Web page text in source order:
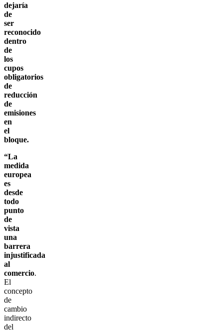
dejaría
de
ser
reconocido
dentro
de
los
cupos
obligatorios
de
reducción
de
emisiones
en
el
bloque.
“La
medida
europea
es
desde
todo
punto
de
vista
una
barrera
injustificada
al
comercio.
El
concepto
de
cambio
indirecto
del